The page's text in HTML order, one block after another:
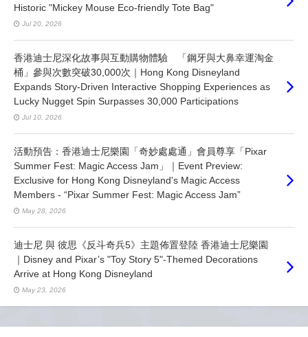
Historic "Mickey Mouse Eco-friendly Tote Bag"
Jul 20, 2026
香港迪士尼深化故事與互動購物體驗 「鋼牙與大鼻幸運淘金
桶」參與次數突破30,000次｜Hong Kong Disneyland
Expands Story-Driven Interactive Shopping Experiences as
Lucky Nugget Spin Surpasses 30,000 Participations
Jul 10, 2026
活動預告：香港迪士尼樂園「奇妙處處通」會員尊享「Pixar
Summer Fest: Magic Access Jam」｜Event Preview:
Exclusive for Hong Kong Disneyland's Magic Access
Members - “Pixar Summer Fest: Magic Access Jam”
May 28, 2026
迪士尼 與 彼思《反斗奇兵5》主題佈置登陸 香港迪士尼樂園
｜Disney and Pixar’s "Toy Story 5"-Themed Decorations
Arrive at Hong Kong Disneyland
May 23, 2026